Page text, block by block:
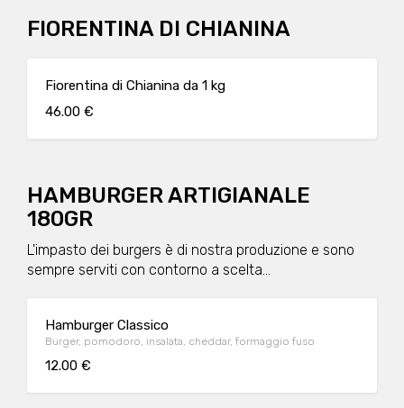
FIORENTINA DI CHIANINA
Fiorentina di Chianina da 1 kg
46.00 €
HAMBURGER ARTIGIANALE
180GR
L'impasto dei burgers è di nostra produzione e sono
sempre serviti con contorno a scelta...
Hamburger Classico
Burger, pomodoro, insalata, cheddar, formaggio fuso
12.00 €